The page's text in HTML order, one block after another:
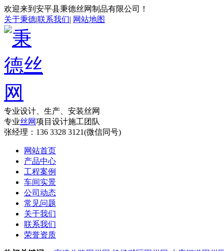
欢迎来到安平县秉德丝网制品有限公司！
关于秉德|联系我们| 网站地图
专业设计、生产、安装丝网
专业丝网项目设计施工团队
张经理： 136 3328 3121(微信同号)
网站首页
产品中心
工程案例
车间实景
公司动态
常见问题
关于我们
联系我们
荣誉资质